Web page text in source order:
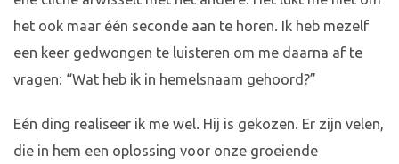
het ook maar één seconde aan te horen. Ik heb mezelf
een keer gedwongen te luisteren om me daarna af te
vragen: “Wat heb ik in hemelsnaam gehoord?”
Eén ding realiseer ik me wel. Hij is gekozen. Er zijn velen,
die in hem een oplossing voor onze groeiende